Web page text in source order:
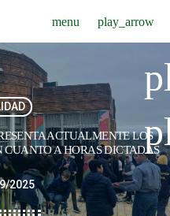
menu play_arrow
ACTUALMENTE LOS
CUANTO A HORAS DICTADAS
2025